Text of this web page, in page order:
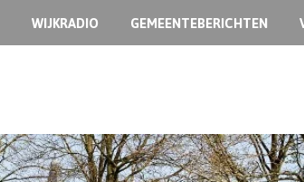
WIJKRADIO GEMEENTEBERICHTEN